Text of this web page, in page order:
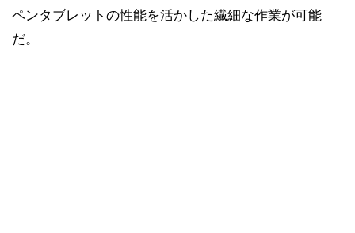
ペンタブレットの性能を活かした繊細な作業が可能
だ。